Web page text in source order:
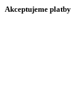
Akceptujeme platby